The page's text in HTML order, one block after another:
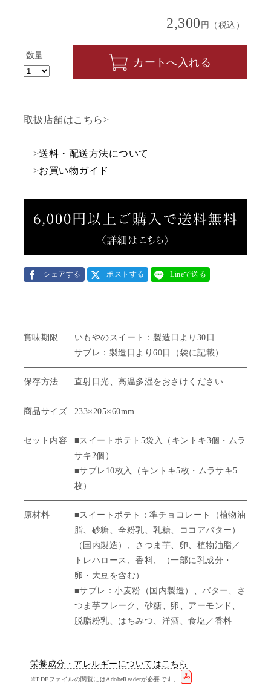
2,300 円（税込）
数量
カートへ入れる
取扱店舗はこちら
>送料・配送方法について
>お買い物ガイド
シェアする ポストする Lineで送る
賞味期限
いもやのスイート：製造日より30日
サブレ：製造日より60日（袋に記載）
保存方法 直射日光、高温多湿をおさけください
商品サイズ 233×205×60mm
セット内容
■スイートポテト5袋入（キントキ3個・ムラ
サキ2個）
■サブレ10枚入（キントキ5枚・ムラサキ5
枚）
原材料
■スイートポテト：準チョコレート（植物油
脂、砂糖、全粉乳、乳糖、ココアバター）
（国内製造）、さつま芋、卵、植物油脂／
トレハロース、香料、（一部に乳成分・
卵・大豆を含む）
■サブレ：小麦粉（国内製造）、バター、さ
つま芋フレーク、砂糖、卵、アーモンド、
脱脂粉乳、はちみつ、洋酒、食塩／香料
栄養成分・アレルギーについてはこちら
※PDFファイルの閲覧にはAdobeReaderが必要です。